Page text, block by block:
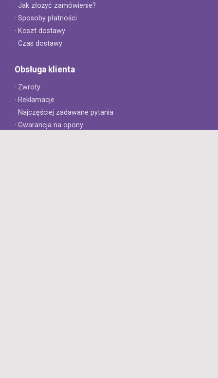
· Jak złożyć zamówienie?
· Sposoby płatności
· Koszt dostawy
· Czas dostawy
Obsługa klienta
· Zwroty
· Reklamacje
· Najczęściej zadawane pytania
· Gwarancja na opony